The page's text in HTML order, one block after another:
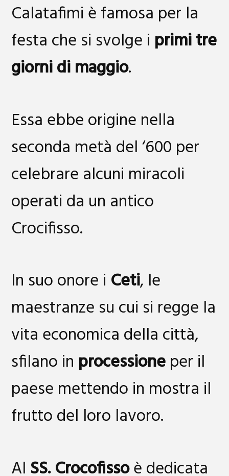
Calatafimi è famosa per la
festa che si svolge i primi tre
giorni di maggio.
Essa ebbe origine nella
seconda metà del ‘600 per
celebrare alcuni miracoli
operati da un antico
Crocifisso.
In suo onore i Ceti, le
maestranze su cui si regge la
vita economica della città,
sfilano in processioneper il
paese mettendo in mostra il
frutto del loro lavoro.
Al SS. Crocofissoè dedicata